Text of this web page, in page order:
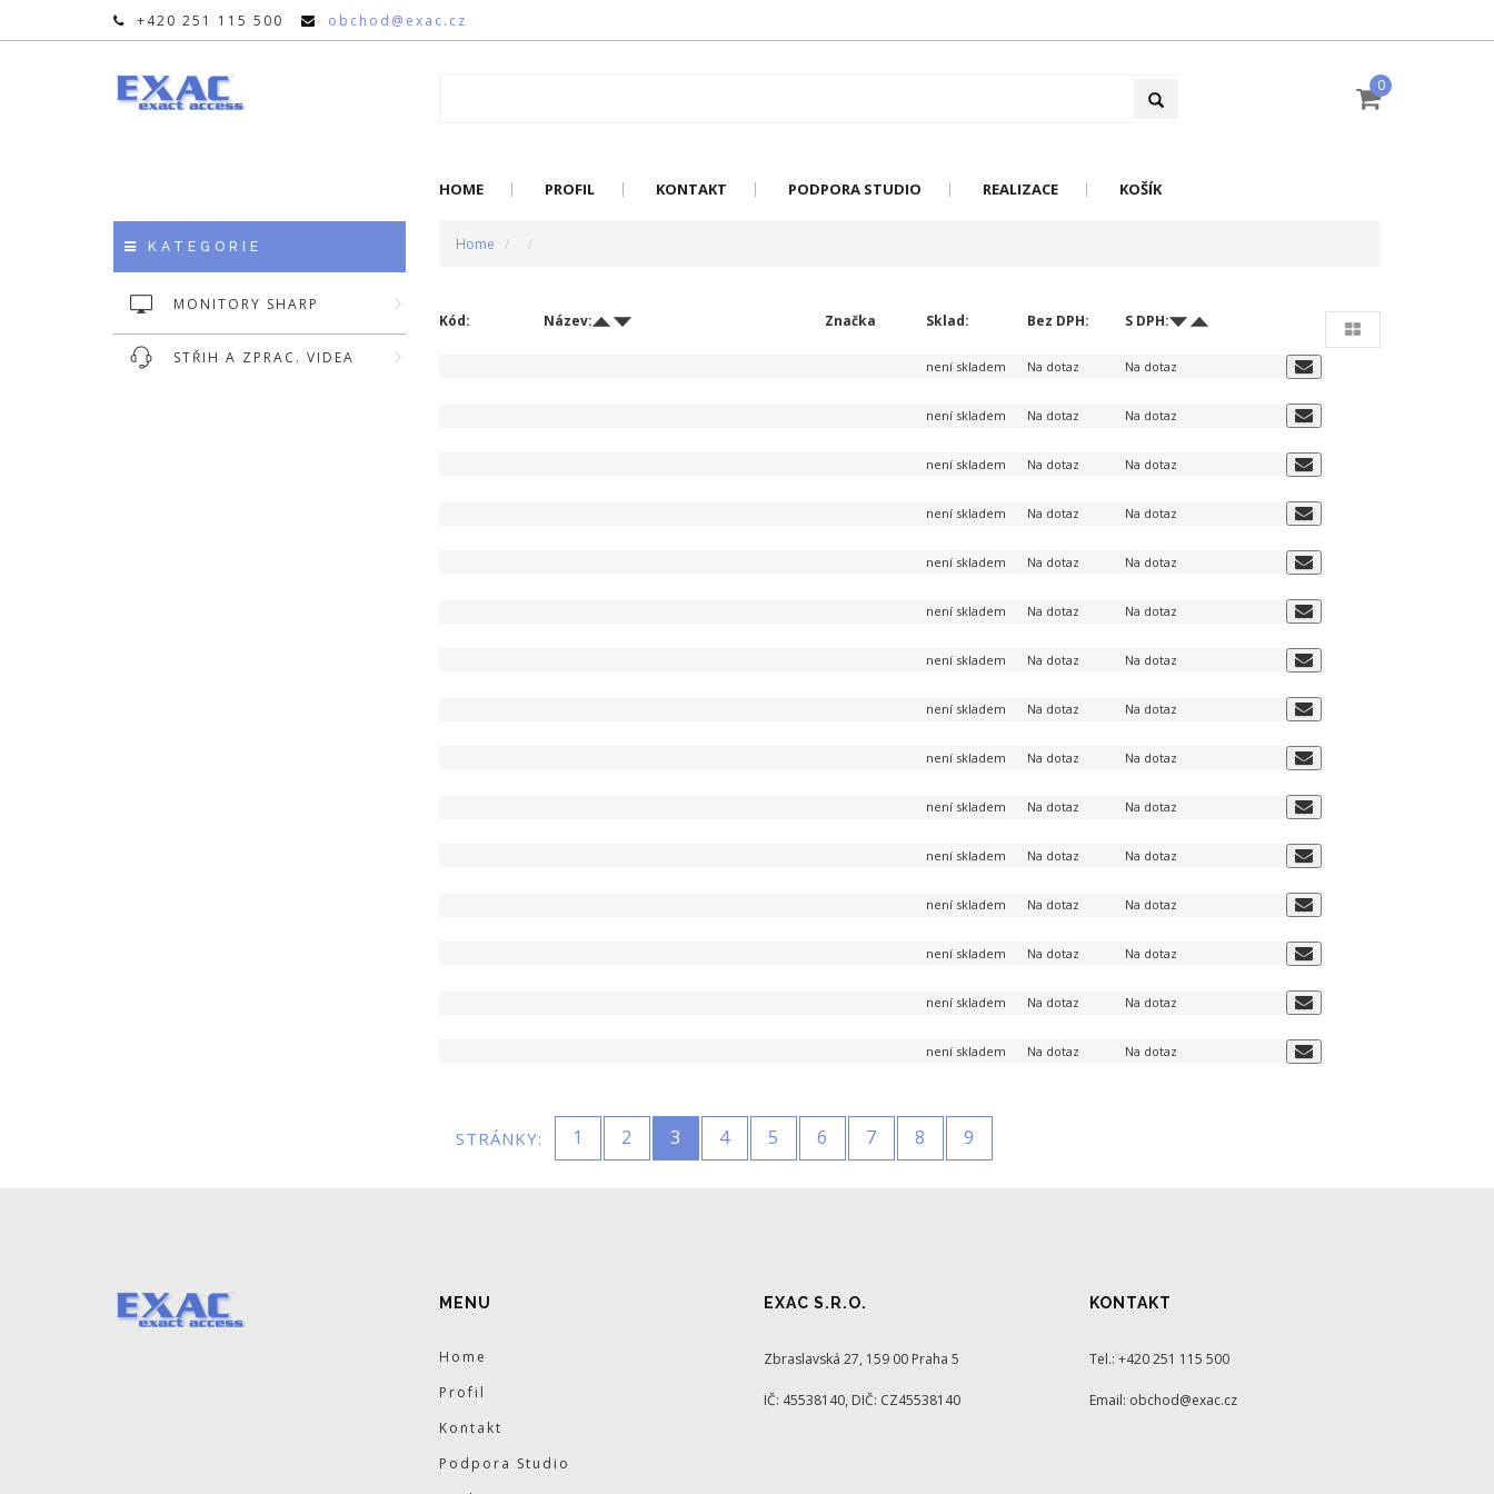
+420 251 115 500 obchod@exac.cz
0
HOME PROFIL KONTAKT PODPORA STUDIO REALIZACE KOŠÍK
KATEGORIE
MONITORY SHARP
STŘIH A ZPRAC. VIDEA
Home
Kód: Název: Značka Sklad: Bez DPH: S DPH:
není skladem Na dotaz Na dotaz
není skladem Na dotaz Na dotaz
není skladem Na dotaz Na dotaz
není skladem Na dotaz Na dotaz
není skladem Na dotaz Na dotaz
není skladem Na dotaz Na dotaz
není skladem Na dotaz Na dotaz
není skladem Na dotaz Na dotaz
není skladem Na dotaz Na dotaz
není skladem Na dotaz Na dotaz
není skladem Na dotaz Na dotaz
není skladem Na dotaz Na dotaz
není skladem Na dotaz Na dotaz
není skladem Na dotaz Na dotaz
není skladem Na dotaz Na dotaz
STRÁNKY: 1 2 3 4 5 6 7 8 9
MENU
Home
Profil
Kontakt
Podpora Studio
EXAC S.R.O.
Zbraslavská 27, 159 00 Praha 5
IČ: 45538140, DIČ: CZ45538140
KONTAKT
Tel.: +420 251 115 500
Email: obchod@exac.cz